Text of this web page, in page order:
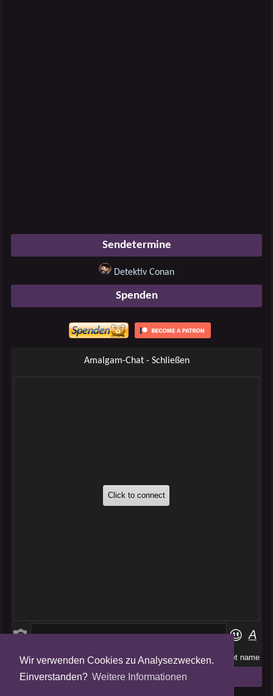
Wir verwenden Cookies zu Analysezwecken.
Einverstanden? Weitere Informationen
Sendetermine
Detektiv Conan
Spenden
Amalgam-Chat - Schließen
Folge uns auf